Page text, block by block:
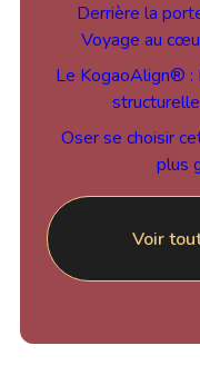
Derrière la
Voyage au
Le KogaoAlign® :
Oser se choisir
plus
Voir